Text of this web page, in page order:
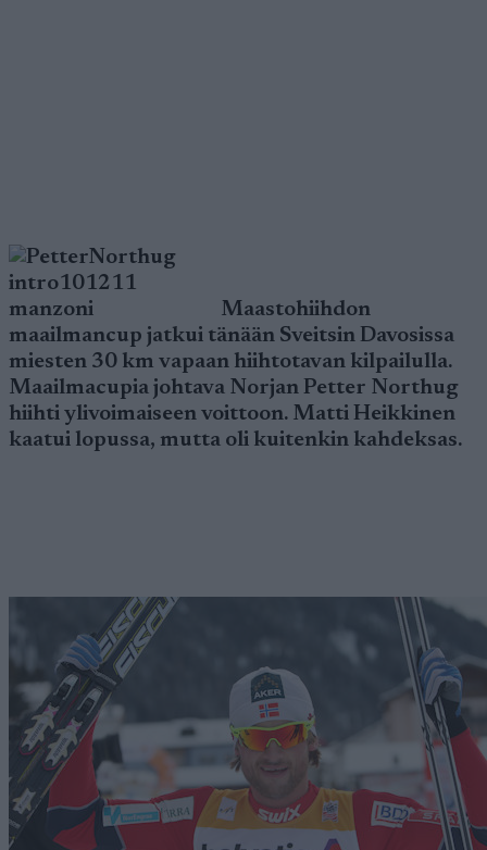
Maastohiihdon
maailmancup jatkui tänään Sveitsin Davosissa
miesten 30 km vapaan hiihtotavan kilpailulla.
Maailmacupia johtava Norjan Petter Northug
hiihti ylivoimaiseen voittoon. Matti Heikkinen
kaatui lopussa, mutta oli kuitenkin kahdeksas.